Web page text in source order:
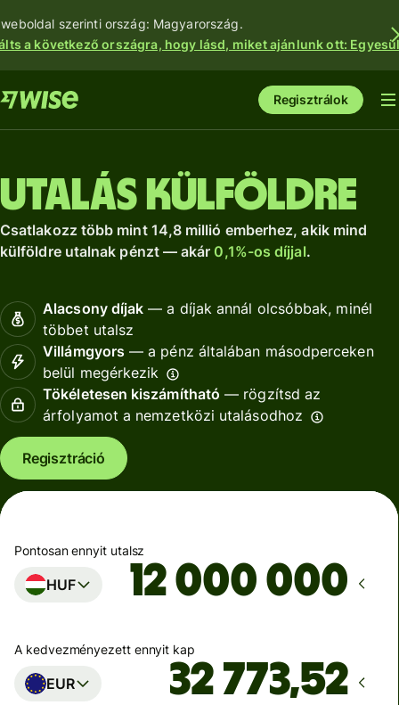
szerinti ország: Magyarország.
a következő országra, hogy lásd, miket ajánlunk ott:
Regisztrálok
Utalás külföldre
Csatlakozz több mint 14,8 millió emberhez, akik mind
külföldre utalnak pénzt — akár 0,1%-os díjjal.
Alacsony díjak — a díjak annál olcsóbbak, minél
többet utalsz
Villámgyors — a pénz általában másodperceken
belül megérkezik
Tökéletesen kiszámítható — rögzítsd az
árfolyamot a nemzetközi utalásodhoz
Regisztráció
Pontosan ennyit utalsz
HUF
A kedvezményezett ennyit kap
EUR